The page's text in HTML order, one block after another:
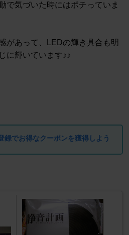
で気づいた時にはポチっていま
があって、LEDの輝き具合も明
に輝いています♪♪
でお得なクーポンを獲得しよう